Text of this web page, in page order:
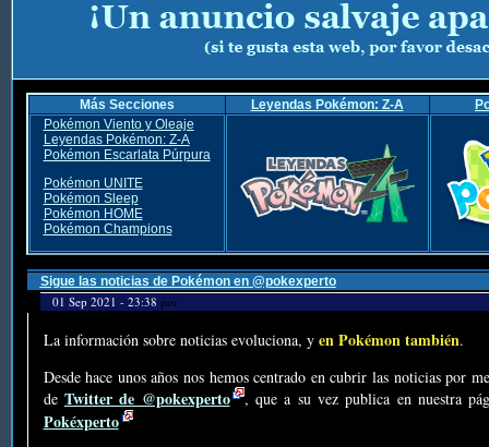
Más Secciones Leyendas Pokémon: Z-A
Pokémon Viento y Oleaje
Leyendas Pokémon: Z-A
Pokémon Escarlata Púrpura
Pokémon UNITE
Pokémon Sleep
Pokémon HOME
Pokémon Champions
Sigue las noticias de Pokémon en @pokexperto
01 Sep 2021 - 23:38 por
La información sobre noticias evoluciona, y en Pokémon también.
Desde hace unos años nos hemos centrado en cubrir las noticias por
de Twitter de @pokexperto , que a su vez publica en nuestra
Pokéxperto